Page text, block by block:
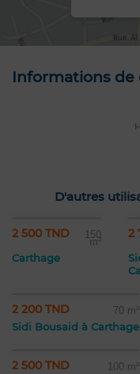
Informations de
D'autres
2 500 TND 150
m²
Carthage
2
2 200 TND 70 m²
Sidi Bousaid à Carthage
2 500 TND 100 m²